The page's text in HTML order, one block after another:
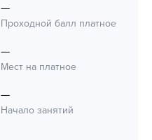
—
Проходной балл платное
—
Мест на платное
—
Начало занятий